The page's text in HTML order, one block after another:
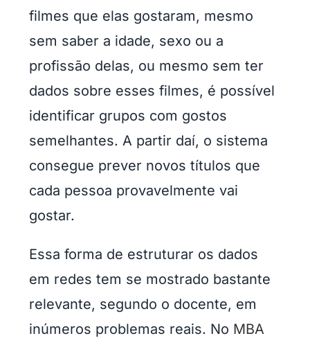
filmes que elas gostaram, mesmo
sem saber a idade, sexo ou a
profissão delas, ou mesmo sem ter
dados sobre esses filmes, é possível
identificar grupos com gostos
semelhantes. A partir daí, o sistema
consegue prever novos títulos que
cada pessoa provavelmente vai
gostar.
Essa forma de estruturar os dados
em redes tem se mostrado bastante
relevante, segundo o docente, em
inúmeros problemas reais. No MBA